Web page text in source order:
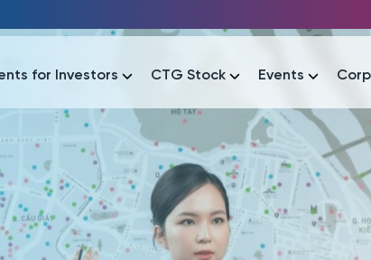
tin giao dịch Công bố thông tin Sự kiện
for Investors CTG Stock Events
tin giao dịch Công bố thông tin Sự kiện Tài liệu